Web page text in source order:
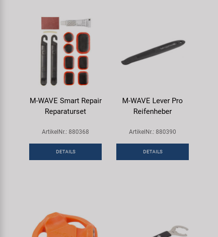
M-WAVE Smart Repair
Reparaturset
ArtikelNr.: 880368
DETAILS
M-WAVE Lever Pro
Reifenheber
ArtikelNr.: 880390
DETAILS